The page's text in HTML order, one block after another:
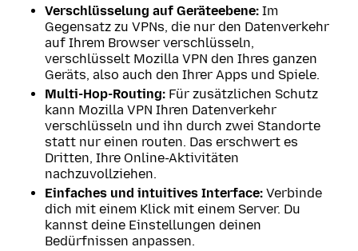
Verschlüsselung auf Geräteebene: Im
Gegensatz zu VPNs, die nur den Datenverkehr
auf Ihrem Browser verschlüsseln,
verschlüsselt Mozilla VPN den Ihres ganzen
Geräts, also auch den Ihrer Apps und Spiele.
Multi-Hop-Routing: Für zusätzlichen Schutz
kann Mozilla VPN Ihren Datenverkehr
verschlüsseln und ihn durch zwei Standorte
statt nur einen routen. Das erschwert es
Dritten, Ihre Online-Aktivitäten
nachzuvollziehen.
Einfaches und intuitives Interface: Verbinde
dich mit einem Klick mit einem Server. Du
kannst deine Einstellungen deinen
Bedürfnissen anpassen.